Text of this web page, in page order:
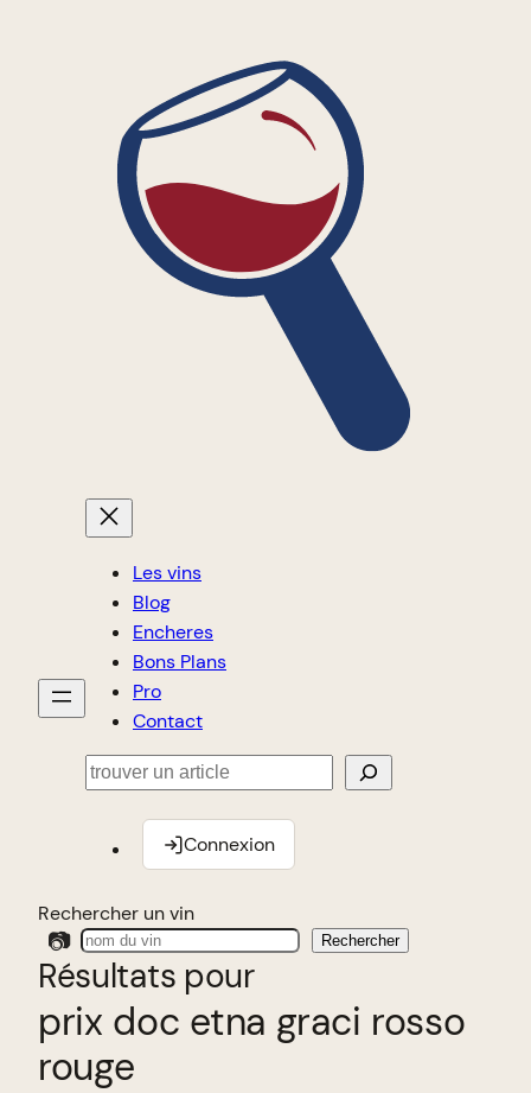
Les vins
Blog
Encheres
Bons Plans
Pro
Contact
Rechercher
Connexion
Rechercher un vin
📷 Rechercher
Résultats pour
prix doc etna graci rosso
rouge